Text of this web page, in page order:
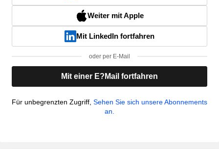
Weiter mit Apple
Mit LinkedIn fortfahren
oder per E-Mail
Mit einer E?Mail fortfahren
Für unbegrenzten Zugriff, Sehen Sie sich unsere Abonnements
an.